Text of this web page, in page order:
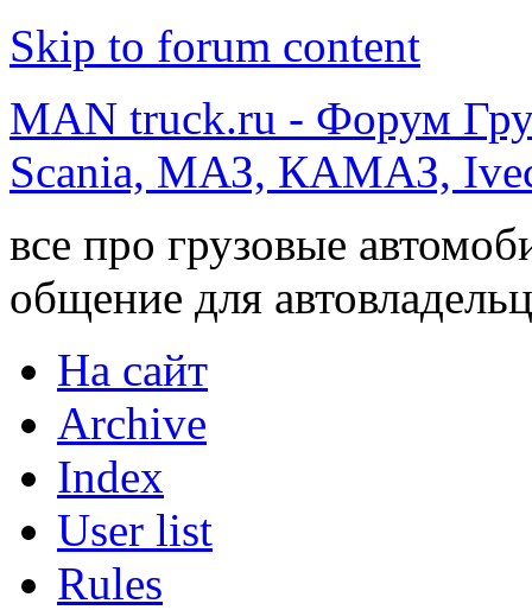
Skip to forum content
MAN truck.ru - Форум
Scania, МАЗ, КАМАЗ,
все про грузовые
общение для
На сайт
Archive
Index
User list
Rules